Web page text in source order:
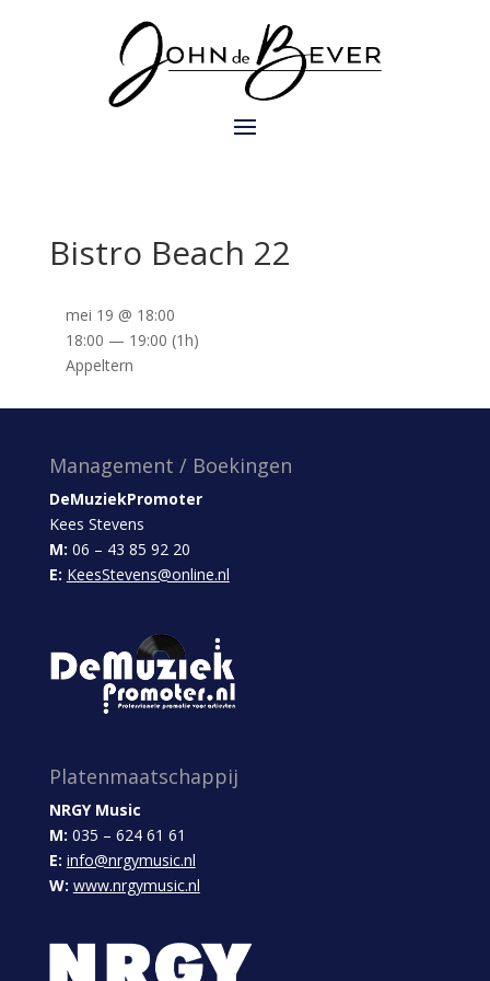
Bistro Beach 22
mei 19 @ 18:00
18:00 — 19:00 (1h)
Appeltern
Management / Boekingen
DeMuziekPromoter
Kees Stevens
M: 06 – 43 85 92 20
E: KeesStevens@online.nl
Platenmaatschappij
NRGY Music
M: 035 – 624 61 61
E: info@nrgymusic.nl
W: www.nrgymusic.nl